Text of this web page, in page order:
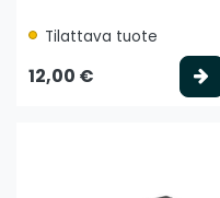
Tilattava tuote
12,00 €